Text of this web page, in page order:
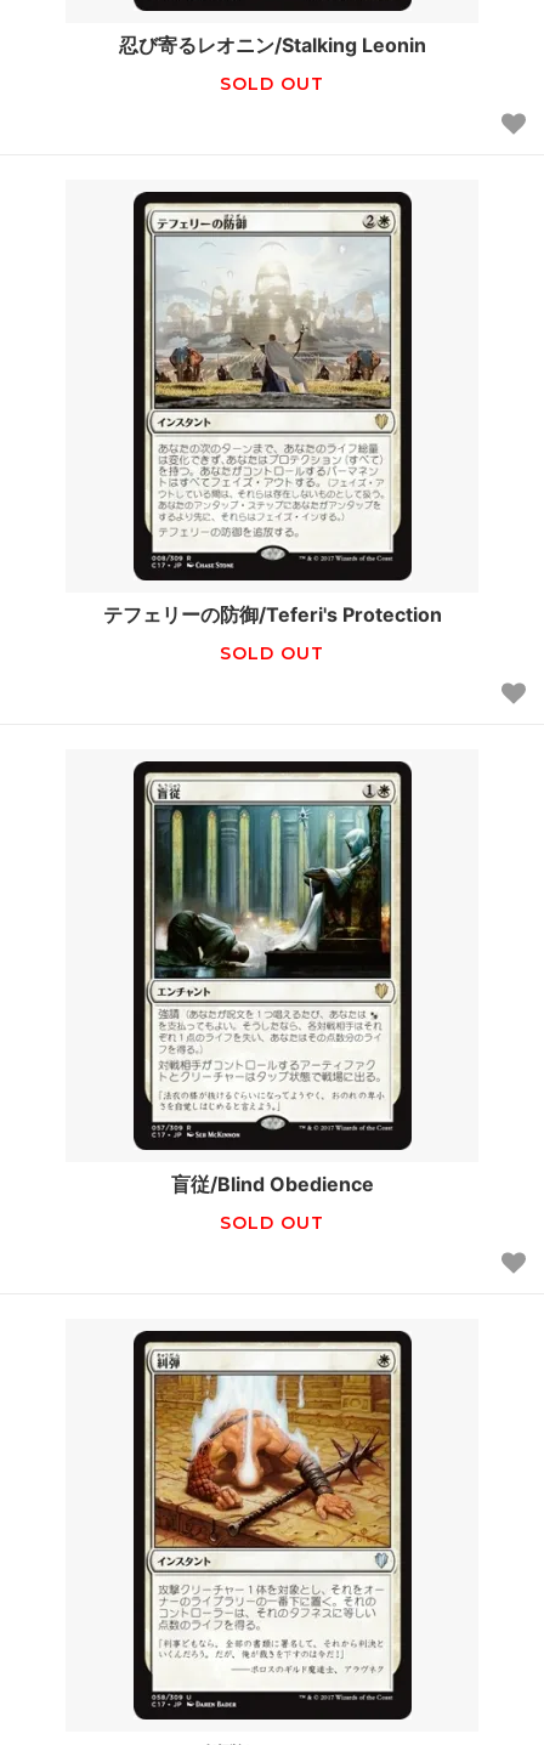
忍び寄るレオニン/Stalking Leonin
SOLD OUT
テフェリーの防御/Teferi's Protection
SOLD OUT
盲従/Blind Obedience
SOLD OUT